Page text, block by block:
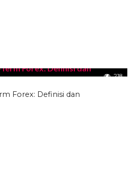
218
Forex: Definisi dan